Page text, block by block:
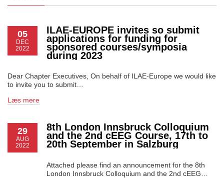
05
DEC
2022
ILAE-EUROPE invites so submit
applications for funding for
sponsored courses/symposia
during 2023
Dear Chapter Executives, On behalf of ILAE-Europe we would like
to invite you to submit…
Læs mere
29
AUG
2022
8th London Innsbruck Colloquium
and the 2nd cEEG Course, 17th to
20th September in Salzburg
Attached please find an announcement for the 8th
London Innsbruck Colloquium and the 2nd cEEG…